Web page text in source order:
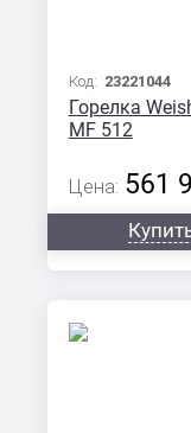
Код: 23221044
Горелка
MF 512
Цена: 561